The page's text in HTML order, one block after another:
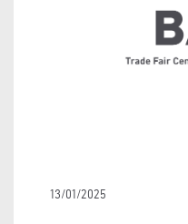
13/01/2025